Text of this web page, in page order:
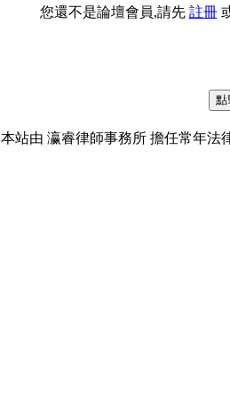
您還不是論壇會員,請先 註冊
本站由 瀛睿律師事務所 擔任常年法